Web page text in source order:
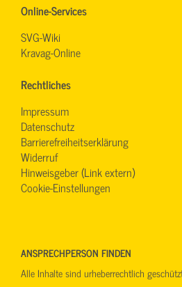
Online-Services
SVG-Wiki
Kravag-Online
Rechtliches
Impressum
Datenschutz
Barrierefreiheitserklärung
Widerruf
Hinweisgeber (Link extern)
Cookie-Einstellungen
ANSPRECHPERSON FINDEN
Alle Inhalte sind urheberrechtlich